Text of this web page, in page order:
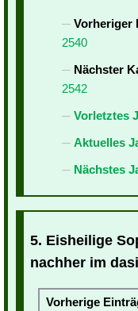
Vorheriger
2540
Nächster
2542
Vorletztes
Aktuelles
Nächstes
5. Eisheilige
nachher im
Vorherige